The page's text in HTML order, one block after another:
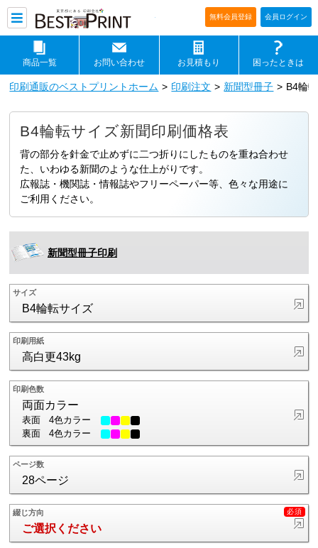
印刷通販ベストプリントベストプリ
無料会員登録 会員ログイン
商品一覧 お問い合わせ お見積もり 困ったときは
印刷通販のベストプリントホーム 印刷注文 新聞型冊子 B4輪
B4輪転サイズ新聞印刷価格表
背の部分を針金で止めずに二つ折りにしたものを重ね合わせ
た、いわゆる新聞のような仕上がりです。
広報誌・機関誌・情報誌やフリーペーパー等、色々な用途に
ご利用ください。
新聞型冊子印刷
サイズ
B4輪転サイズ
印刷用紙
高白更43kg
印刷色数
両面カラー
表面
4色カラー
裏面
4色カラー
ページ数
28ページ
綴じ方向
ご選択ください